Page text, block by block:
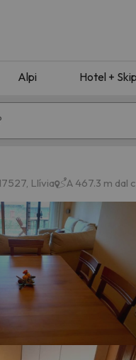
Alpi Hotel +
Hotel di
trovato alcun risultato
Llívia A 467.3 m dal